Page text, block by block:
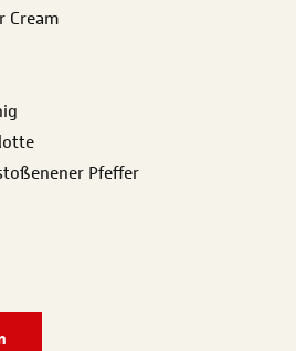
Cream
Pfeffer